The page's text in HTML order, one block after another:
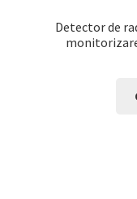
Detector de